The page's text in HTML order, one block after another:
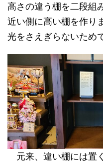
高さの違う棚を二段組
近い側に高い棚を作り
光をさえぎらないため
元来、違い棚には置